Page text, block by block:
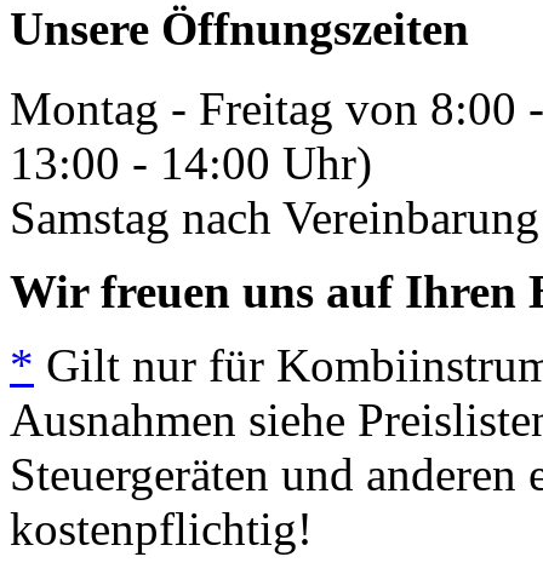
Unsere Öffnungszeiten
Montag - Freitag von 8:00
13:00 - 14:00 Uhr)
Samstag nach
Wir freuen uns auf Ihren
* Gilt nur für
Ausnahmen siehe
Steuergeräten und
kostenpflichtig!